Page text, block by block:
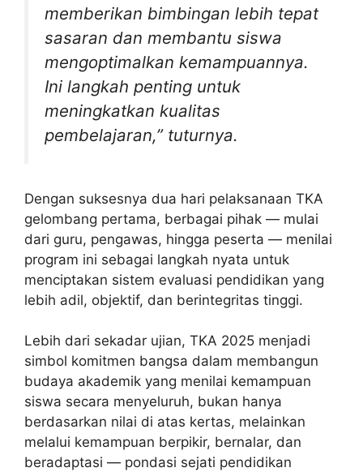
memberikan bimbingan lebih tepat
sasaran dan membantu siswa
mengoptimalkan kemampuannya.
Ini langkah penting untuk
meningkatkan kualitas
pembelajaran,” tuturnya.
Dengan suksesnya dua hari pelaksanaan TKA
gelombang pertama, berbagai pihak — mulai
dari guru, pengawas, hingga peserta — menilai
program ini sebagai langkah nyata untuk
menciptakan sistem evaluasi pendidikan yang
lebih adil, objektif, dan berintegritas tinggi.
Lebih dari sekadar ujian, TKA 2025 menjadi
simbol komitmen bangsa dalam membangun
budaya akademik yang menilai kemampuan
siswa secara menyeluruh, bukan hanya
berdasarkan nilai di atas kertas, melainkan
melalui kemampuan berpikir, bernalar, dan
beradaptasi — pondasi sejati pendidikan